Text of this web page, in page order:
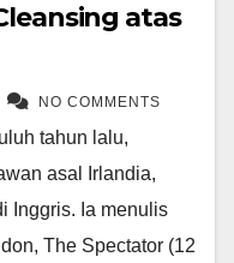
atas
NO COMMENTS
tahun lalu,
asal Irlandia,
Inggris. Ia menulis
The Spectator (12